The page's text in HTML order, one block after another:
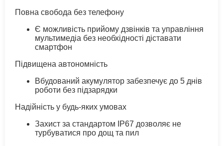
Повна свобода без телефону
Є можливість прийому дзвінків та управління
мультимедіа без необхідності діставати
смартфон
Підвищена автономність
Вбудований акумулятор забезпечує до 5 днів
роботи без підзарядки
Надійність у будь-яких умовах
Захист за стандартом IP67 дозволяє не
турбуватися про дощ та пил